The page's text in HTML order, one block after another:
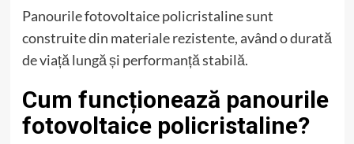
Panourile fotovoltaice policristaline sunt
construite din materiale rezistente, având o durată
de viață lungă și performanță stabilă.
Cum funcționează panourile
fotovoltaice policristaline?